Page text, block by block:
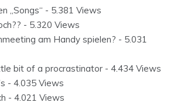
„Songs“ - 5.381 Views
- 5.320 Views
am Handy spielen? - 5.031
bit of a procrastinator - 4.434 Views
- 4.035 Views
- 4.021 Views